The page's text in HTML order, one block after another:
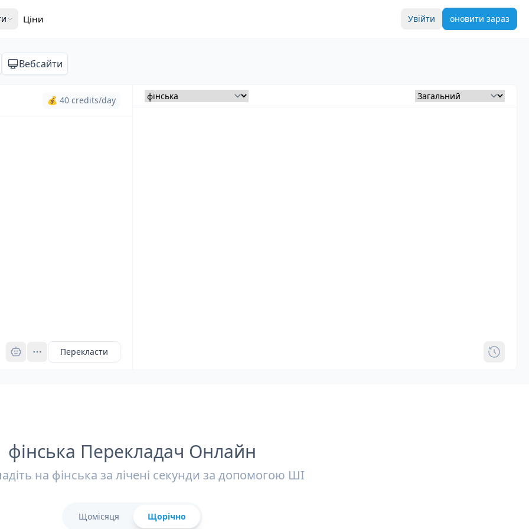
Ціни Увійти оновити зараз
Вебсайти
💰 40 credits/day
Перекласти
фінська Перекладач Онлайн
на фінська за лічені секунди за допомогою ШІ
Щомісяця Щорічно